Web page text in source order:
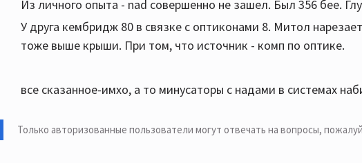
Из личного опыта - nad совершенно не зашел. Был 356 бее.
У друга кембридж 80 в связке с оптиконами 8. Митол
тоже выше крыши. При том, что источник - комп по оптике.
все сказанное-имхо, а то минусаторы с надами в системах
Только авторизованные пользователи могут отвечать на вопросы,